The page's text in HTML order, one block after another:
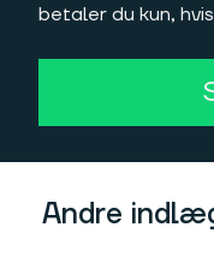
betaler du kun,
Andre